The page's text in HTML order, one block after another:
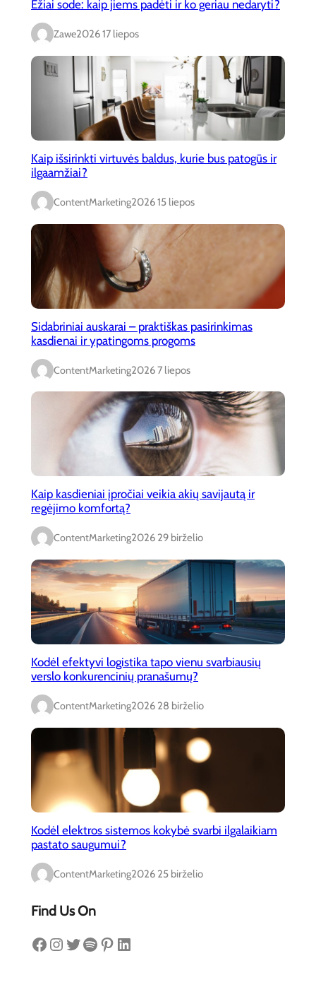
Ežiai sode: kaip jiems padėti ir ko geriau nedaryti?
Zawe2026 17 liepos
Kaip išsirinkti virtuvės baldus, kurie bus patogūs ir
ilgaamžiai?
ContentMarketing2026 15 liepos
Sidabriniai auskarai – praktiškas pasirinkimas
kasdienai ir ypatingoms progoms
ContentMarketing2026 7 liepos
Kaip kasdieniai įpročiai veikia akių savijautą ir
regėjimo komfortą?
ContentMarketing2026 29 birželio
Kodėl efektyvi logistika tapo vienu svarbiausių
verslo konkurencinių pranašumų?
ContentMarketing2026 28 birželio
Kodėl elektros sistemos kokybė svarbi ilgalaikiam
pastato saugumui?
ContentMarketing2026 25 birželio
Find Us On
Facebook Instagram Twitter Spotify Pinterest LinkedIn